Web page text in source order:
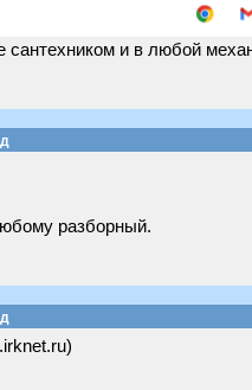
сантехником и в любой
разборный.